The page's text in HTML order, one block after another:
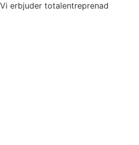
Vi erbjuder totalentreprenad